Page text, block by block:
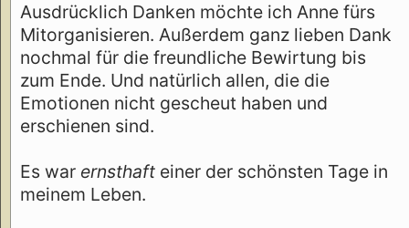
Ausdrücklich Danken möchte ich Anne fürs
Mitorganisieren. Außerdem ganz lieben Dank
nochmal für die freundliche Bewirtung bis
zum Ende. Und natürlich allen, die die
Emotionen nicht gescheut haben und
erschienen sind.
Es war ernsthaft einer der schönsten Tage in
meinem Leben.